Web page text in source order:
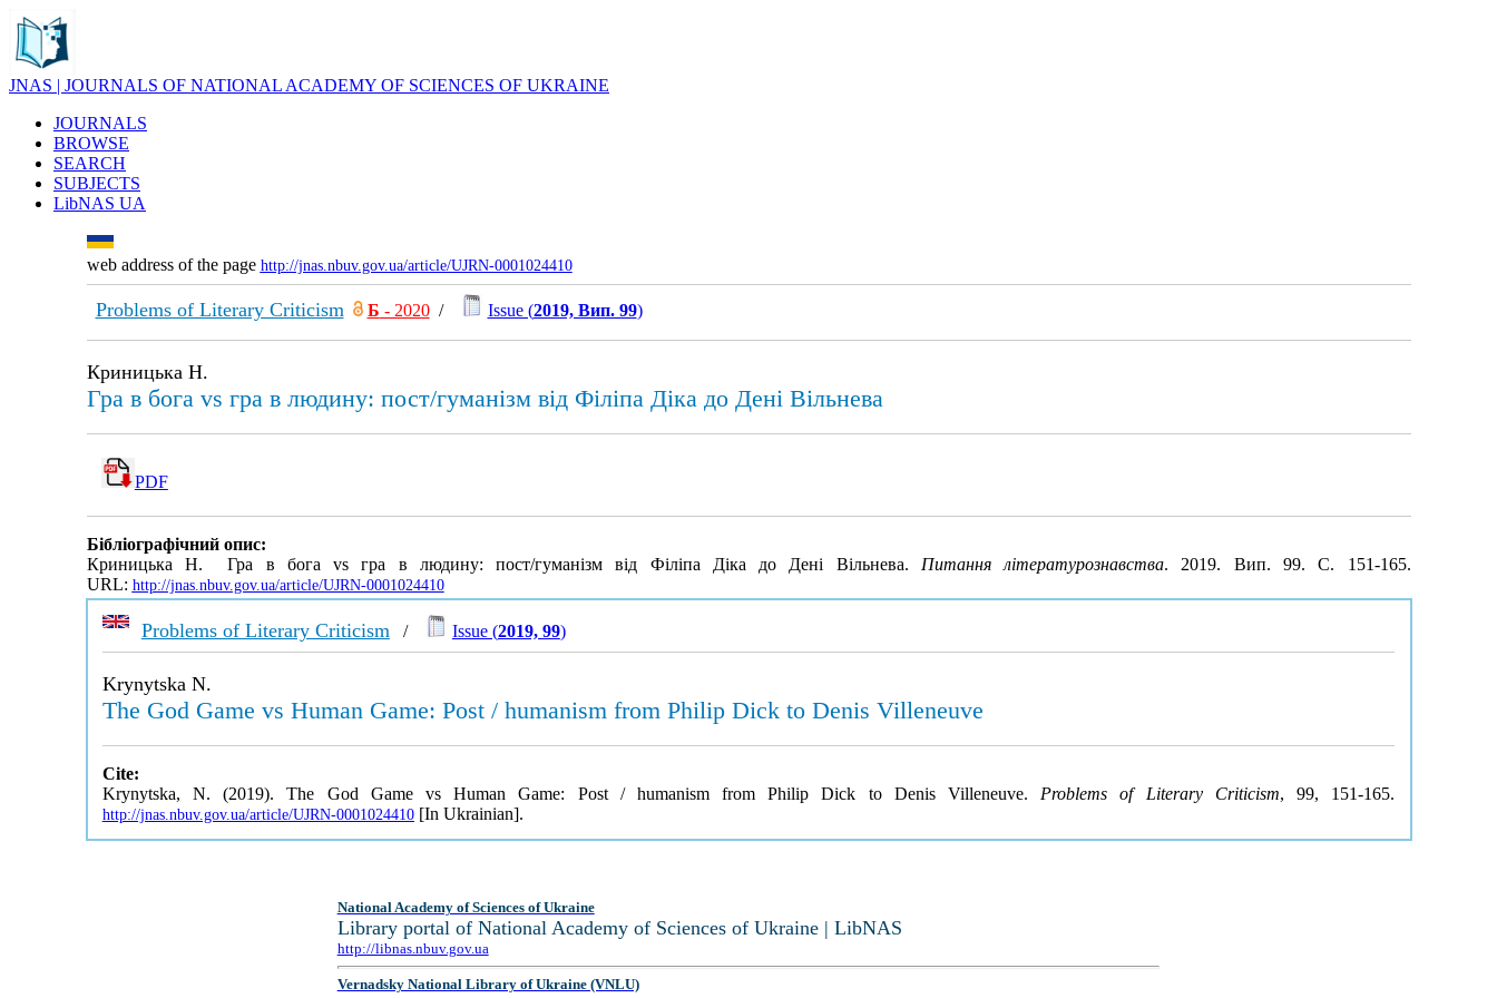
JNAS | JOURNALS OF NATIONAL ACADEMY OF SCIENCES OF UKRAINE
JOURNALS
BROWSE
SEARCH
SUBJECTS
LibNAS UA
web address of the page http://jnas.nbuv.gov.ua/article/UJRN-0001024410
Problems of Literary Criticism Б - 2020/ Issue (2019, Вип. 99)
Криницька Н.
Гра в бога vs гра в людину: пост/гуманізм від Філіпа Діка до Дені Вільнева
PDF
Бібліографічний опис:
Криницька Н. Гра в бога vs гра в людину: пост/гуманізм від Філіпа Діка до Дені Вільнева. Питання літературознавства. 2019. Вип. 99. С. 151-165.
URL: http://jnas.nbuv.gov.ua/article/UJRN-0001024410
Problems of Literary Criticism / Issue (2019, 99)
Krynytska N.
The God Game vs Human Game: Post / humanism from Philip Dick to Denis Villeneuve
Cite:
Krynytska, N. (2019). The God Game vs Human Game: Post / humanism from Philip Dick to Denis Villeneuve. Problems of Literary Criticism, 99, 151-165.
http://jnas.nbuv.gov.ua/article/UJRN-0001024410[In Ukrainian].
National Academy of Sciences of Ukraine
Library portal of National Academy of Sciences of Ukraine | LibNAS
http://libnas.nbuv.gov.ua
Vernadsky National Library of Ukraine (VNLU)